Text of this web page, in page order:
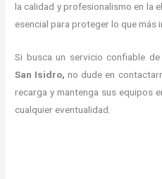
la calidad y profesionalismo en la
esencial para proteger lo que más
Si busca un servicio confiable de
San Isidro, no dude en
recarga y mantenga sus equipos
cualquier eventualidad.